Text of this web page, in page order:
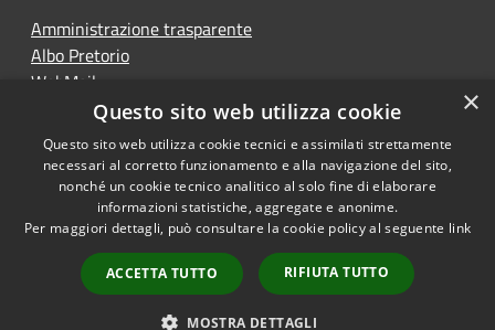
Amministrazione trasparente
Albo Pretorio
WebMail
Dichiarazione di accessibilità
Accessibilità
Copyright © 2026 • Comune di
Faleria • Powered by
Municipium•
Accesso
redazione
×
Questo sito web utilizza cookie
Questo sito web utilizza cookie tecnici e assimilati strettamente
necessari al corretto funzionamento e alla navigazione del sito,
nonché un cookie tecnico analitico al solo fine di elaborare
informazioni statistiche, aggregate e anonime.
Per maggiori dettagli, può consultare la cookie policy al seguente link
ACCETTA TUTTO RIFIUTA TUTTO
MOSTRA DETTAGLI